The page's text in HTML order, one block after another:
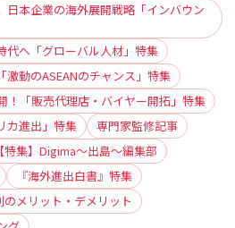
日本企業の海外展開戦略「インバウン
代へ「グローバル人材」特集
激動のASEANのチャンス」特集
！「販売代理店・バイヤー開拓」特集
カ進出」特集
専門家監修記事
【特集】Digima〜出島〜編集部
『海外進出白書』特集
のメリット・デメリット